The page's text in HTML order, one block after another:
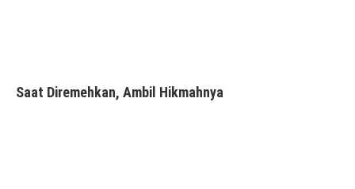
Saat Diremehkan, Ambil Hikmahnya